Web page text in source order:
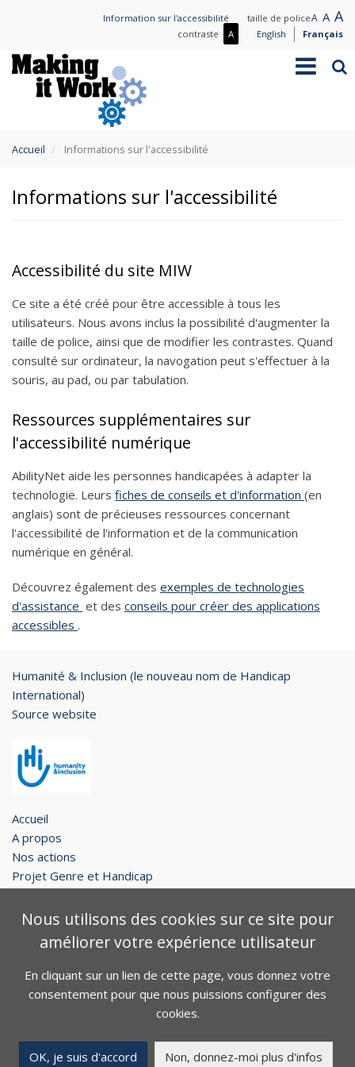
principal
Information sur l'accessibilité taille de policeA Small
text
A
text
A
contraste APlus
English Français
Toggle
are
Accueil Informations sur l'accessibilité
Informations sur l'accessibilité
Accessibilité du site MIW
Ce site a été créé pour être accessible à tous les
utilisateurs. Nous avons inclus la possibilité d'augmenter la
taille de police, ainsi que de modifier les contrastes. Quand
consulté sur ordinateur, la navogation peut s'effectuer à la
souris, au pad, ou par tabulation.
Ressources supplémentaires sur
l'accessibilité numérique
AbilityNet aide les personnes handicapées à adapter la
technologie. Leurs fiches de conseils et d'information (en
anglais) sont de précieuses ressources concernant
l'accessibilité de l'information et de la communication
numérique en général.
Découvrez également des exemples de technologies
d'assistance et des conseils pour créer des applications
accessibles .
Humanité & Inclusion (le nouveau nom de Handicap
International)
Source website
Accueil
A propos
Nos actions
Projet Genre et Handicap
Legal notice
Contact
Plan du site
FacebookTwitterYoutube
Copyright © 2026. Tous droits réservés.
Nous utilisons des cookies sur ce site pour
améliorer votre expérience utilisateur
En cliquant sur un lien de cette page, vous donnez votre
consentement pour que nous puissions configurer des
cookies.
OK, je suis d'accord Non, donnez-moi plus d'infos